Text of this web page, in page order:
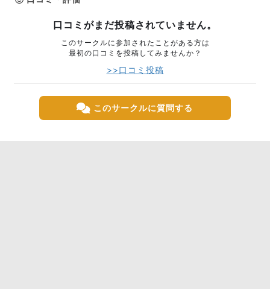
口コミがまだ投稿されていません。
このサークルに参加されたことがある方は
最初の口コミを投稿してみませんか？
>>口コミ投稿
このサークルに質問する